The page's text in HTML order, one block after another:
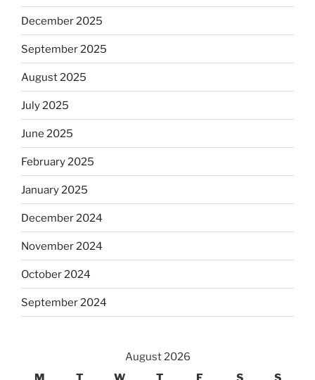
December 2025
September 2025
August 2025
July 2025
June 2025
February 2025
January 2025
December 2024
November 2024
October 2024
September 2024
August 2026